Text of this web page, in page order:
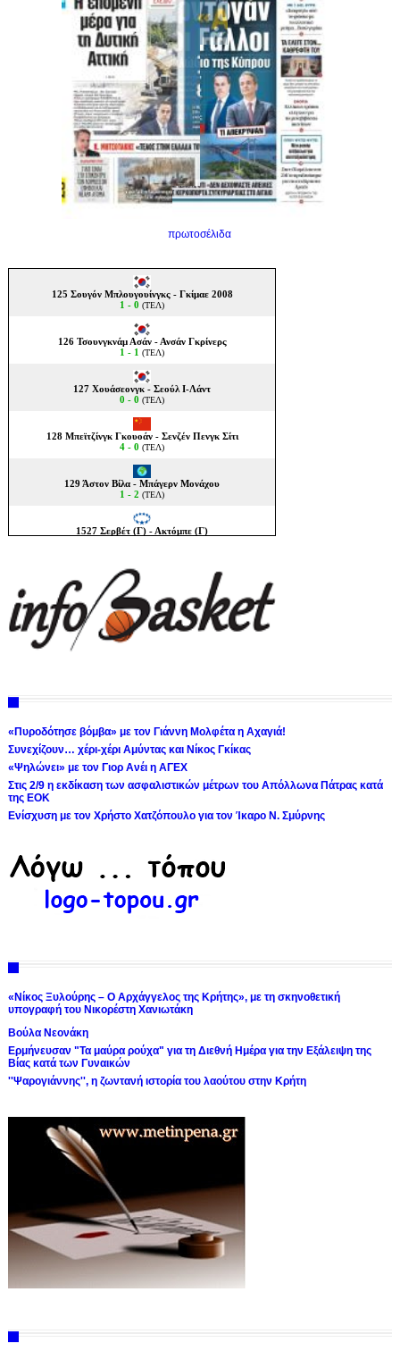
πρωτοσέλιδα
«Πυροδότησε βόμβα» με τον Γιάννη Μολφέτα η Αχαγιά!
Συνεχίζουν… χέρι-χέρι Αμύντας και Νίκος Γκίκας
«Ψηλώνει» με τον Γιορ Ανέι η ΑΓΕΧ
Στις 2/9 η εκδίκαση των ασφαλιστικών μέτρων του Απόλλωνα Πάτρας κατά
της ΕΟΚ
Ενίσχυση με τον Χρήστο Χατζόπουλο για τον Ίκαρο Ν. Σμύρνης
«Νίκος Ξυλούρης – Ο Αρχάγγελος της Κρήτης», με τη σκηνοθετική
υπογραφή του Νικορέστη Χανιωτάκη
Βούλα Νεονάκη
Ερμήνευσαν "Τα μαύρα ρούχα" για τη Διεθνή Ημέρα για την Εξάλειψη της
Βίας κατά των Γυναικών
''Ψαρογιάννης'', η ζωντανή ιστορία του λαούτου στην Κρήτη